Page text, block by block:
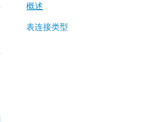
概述
表连接类型